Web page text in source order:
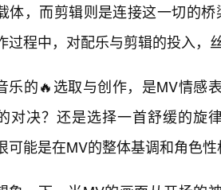
体，而剪辑则是连接这一切的
过程中，对配乐与剪辑的投入，
乐的🔥选取与创作，是MV情感
对决？还是选择一首舒缓的旋
可能是在MV的整体基调和角色